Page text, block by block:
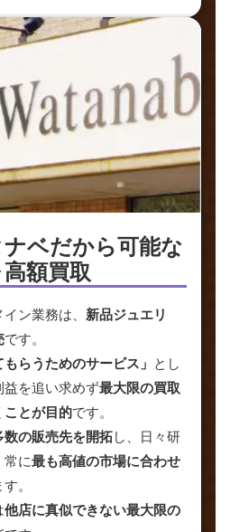
ベだから可能な
額買取
ン業務は、 新品ジュエリ
です。
らうためのサービス」 とし
を追い求めず最大限の買取
ことが目的です。
数の販売先を開拓し、日々研
常に最も高値の市場に合わせ
。
他店に真似できない最大限の